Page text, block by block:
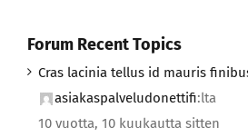
Forum Recent Topics
Cras lacinia tellus id mauris
asiakaspalveludonettifi:lta
10 vuotta, 10 kuukautta sitten